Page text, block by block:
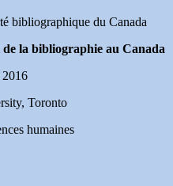
bibliographique du Canada
la bibliographie au Canada
Toronto
humaines